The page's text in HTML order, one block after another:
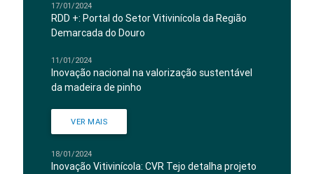
17/01/2024
RDD +: Portal do Setor Vitivinícola da Região
Demarcada do Douro
11/01/2024
Inovação nacional na valorização sustentável
da madeira de pinho
VER MAIS
18/01/2024
Inovação Vitivinícola: CVR Tejo detalha projeto